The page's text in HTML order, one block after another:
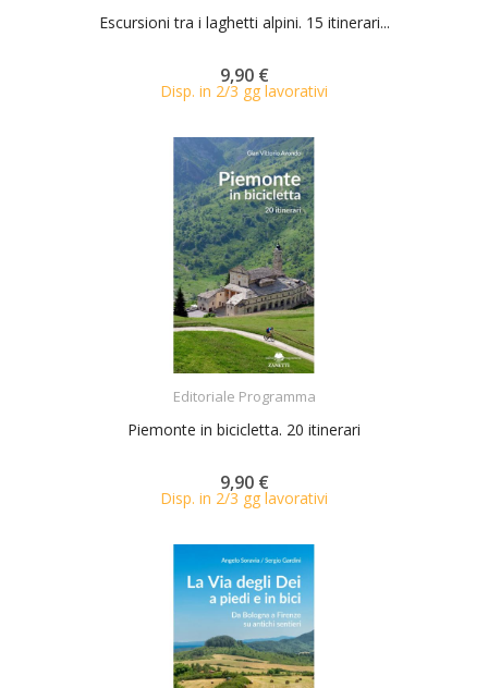
Escursioni tra i laghetti alpini. 15 itinerari...
9,90 €
Disp. in 2/3 gg lavorativi
Editoriale Programma
Piemonte in bicicletta. 20 itinerari
9,90 €
Disp. in 2/3 gg lavorativi